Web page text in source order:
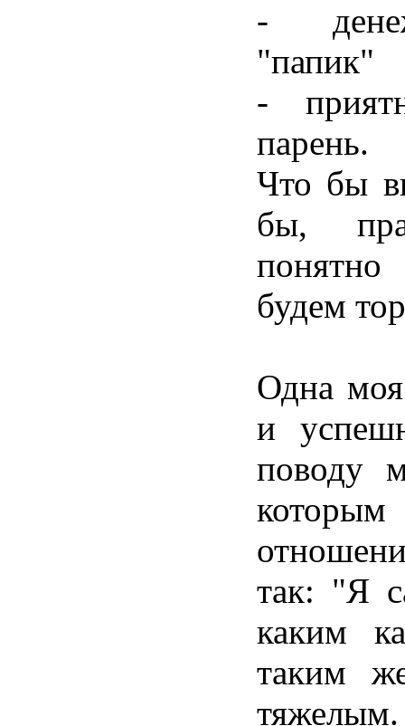
-
"папик"
-
парень.
Что бы
бы,
понятно
будем
Одна
и
поводу
которым
так: "Я
каким
таким
тяжелым